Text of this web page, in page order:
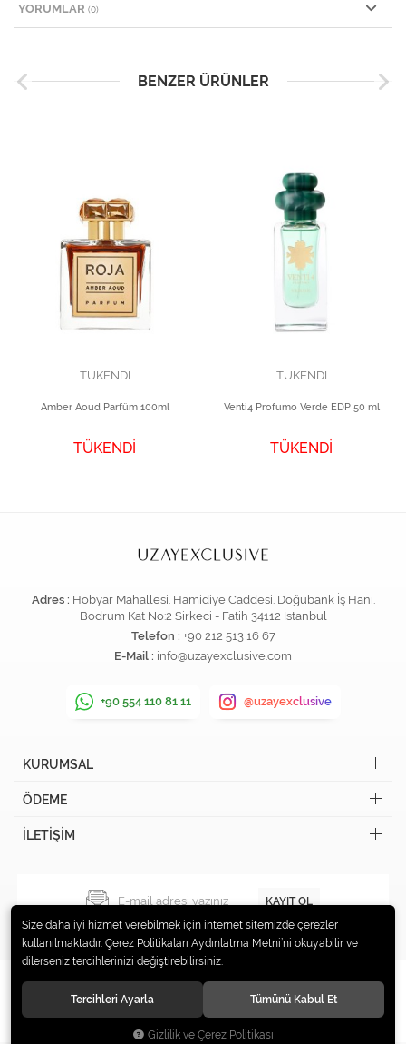
YORUMLAR (0)
BENZER ÜRÜNLER
TÜKENDİ
Amber Aoud Parfüm 100ml
TÜKENDİ
TÜKENDİ
Venti4 Profumo Verde EDP 50 ml
TÜKENDİ
Adres : Hobyar Mahallesi. Hamidiye Caddesi. Doğubank İş Hanı.
Bodrum Kat No:2 Sirkeci - Fatih 34112 İstanbul
Telefon : +90 212 513 16 67
E-Mail : info@uzayexclusive.com
+90 554 110 81 11 @uzayexclusive
KURUMSAL
ÖDEME
İLETİŞİM
KAYIT OL
© 2019 Uzay Exclusive Tüm hakları saklıdır.
Size daha iyi hizmet verebilmek için internet sitemizde çerezler
kullanılmaktadır. Çerez Politikaları Aydınlatma Metni’ni okuyabilir ve
dilerseniz tercihlerinizi değiştirebilirsiniz.
Tercihleri Ayarla Tümünü Kabul Et
Gizlilik ve Çerez Politikası